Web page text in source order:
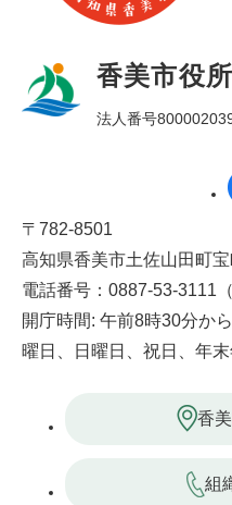
香美市役所
法人番号
〒782-8501
高知県香美市土佐山田町
電話番号：0887-53-3111（
開庁時間: 午前8時30分か
曜日、日曜日、祝日、年
香
組